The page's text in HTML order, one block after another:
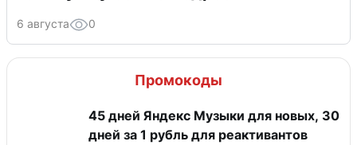
6 августа 0
Промокоды
45 дней Яндекс Музыки для новых, 30
дней за 1 рубль для реактивантов